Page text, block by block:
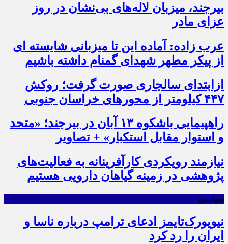
بیرجند، میزبان لاله‌های بی‌نشان در روز
عزای مادر
عرب زاده: آماده این تا میزبانی شایسته ای
از پیکر مطهر شهدای گمنام داشته باشیم
ازابتدای سالجاری صورت گرفت؛ روکش
۴۴۷ کیلومتر از محورهای خراسان جنوبی
راهپیمایی باشکوه ۱۳ آبان در بیرجند؛ «متحد
و استوار مقابل استکبار» + تصاویر
نیازمند رویکردی کارآفرینانه به فعالیت‌های
پژوهشی در زمینه گیاهان دارویی هستیم
سیاسی
نیویورک‌تایمز ادعای ترامپ درباره ناسا و
ایران را رد کرد